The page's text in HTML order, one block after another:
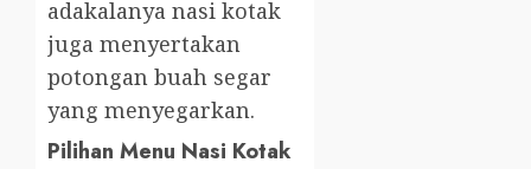
adakalanya nasi kotak
juga menyertakan
potongan buah segar
yang menyegarkan.
Pilihan Menu Nasi Kotak